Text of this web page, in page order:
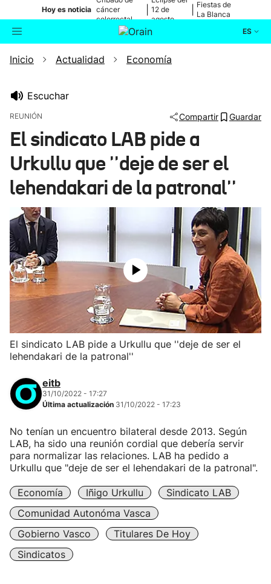
Hoy es noticia cáncer
colorrectal
12 de
agosto
Fiestas de
La Blanca
ES
Buscador Actualidad
Ikusmiran
Eguraldia
Inicio Actualidad Economía
Escuchar
REUNIÓN Compartir Guardar
El sindicato LAB pide a
Urkullu que ''deje de ser el
lehendakari de la patronal''
El sindicato LAB pide a Urkullu que ''deje de ser el
lehendakari de la patronal''
eitb
31/10/2022 - 17:27
Última actualización 31/10/2022 - 17:23
No tenían un encuentro bilateral desde 2013. Según
LAB, ha sido una reunión cordial que debería servir
para normalizar las relaciones. LAB ha pedido a
Urkullu que "deje de ser el lehendakari de la patronal".
Economía Iñigo Urkullu
Sindicato LAB
Comunidad Autonóma Vasca
Gobierno Vasco
Titulares De Hoy
Sindicatos